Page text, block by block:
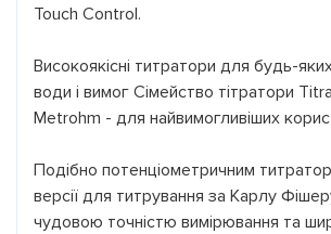
Touch Control.
Високоякісні титратори для будь-
води і вимог Сімейство тітратори
Metrohm - для найвимогливіших
Подібно потенціометричним
версії для титрування за Карлу
чудовою точністю вимірювання та